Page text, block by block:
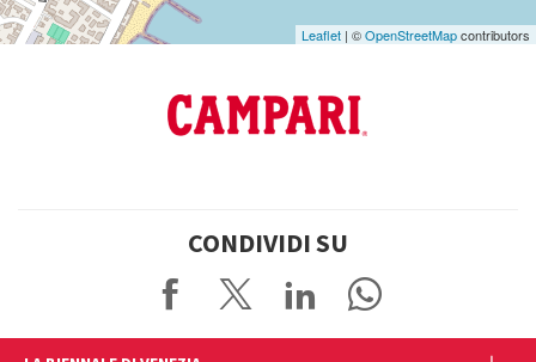
Leaflet | ©OpenStreetMapcontributors
CONDIVIDI SU